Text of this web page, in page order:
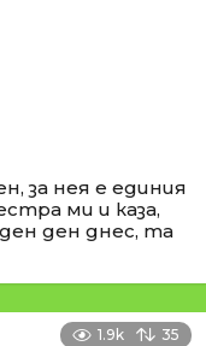
за нея е единия
ми и каза,
ден днес, та
1.9k 35